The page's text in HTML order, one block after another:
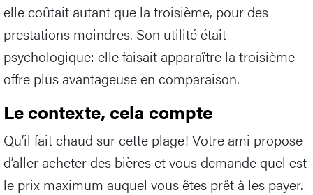
elle coûtait autant que la troisième, pour des
prestations moindres. Son utilité était
psychologique: elle faisait apparaître la troisième
offre plus avantageuse en comparaison.
Le contexte, cela compte
Qu’il fait chaud sur cette plage! Votre ami propose
d’aller acheter des bières et vous demande quel est
le prix maximum auquel vous êtes prêt à les payer.